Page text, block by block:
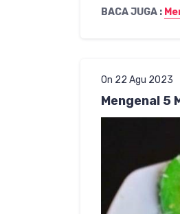
BACA JUGA :
On 22 Agu 2023
Mengenal 5